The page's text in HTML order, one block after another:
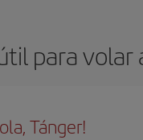
para volar
Tánger!